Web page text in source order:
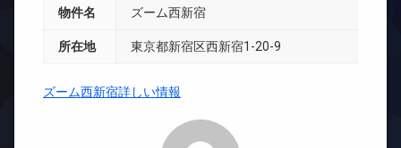
物件名 ズーム西新宿
所在地 東京都新宿区西新宿1-20-9
ズーム西新宿詳しい情報